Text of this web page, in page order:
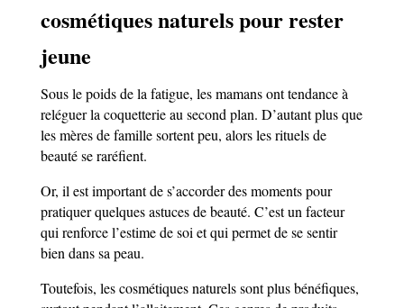
cosmétiques naturels pour rester
jeune
Sous le poids de la fatigue, les mamans ont tendance à
reléguer la coquetterie au second plan. D’autant plus que
les mères de famille sortent peu, alors les rituels de
beauté se raréfient.
Or, il est important de s’accorder des moments pour
pratiquer quelques astuces de beauté. C’est un facteur
qui renforce l’estime de soi et qui permet de se sentir
bien dans sa peau.
Toutefois, les cosmétiques naturels sont plus bénéfiques,